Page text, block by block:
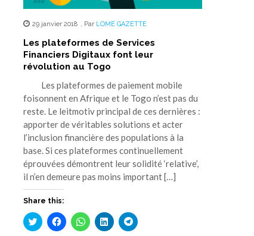
29 janvier 2018 , Par LOME GAZETTE
Les plateformes de Services
Financiers Digitaux font leur
révolution au Togo
Les plateformes de paiement mobile
foisonnent en Afrique et le Togo n’est pas du
reste. Le leitmotiv principal de ces dernières :
apporter de véritables solutions et acter
l’inclusion financière des populations à la
base. Si ces plateformes continuellement
éprouvées démontrent leur solidité ‘relative’,
il n’en demeure pas moins important […]
Share this:
Cliquez
pour
Cliquez
pour
Cliquez
pour
Cliquez
pour
Cliquez
pour